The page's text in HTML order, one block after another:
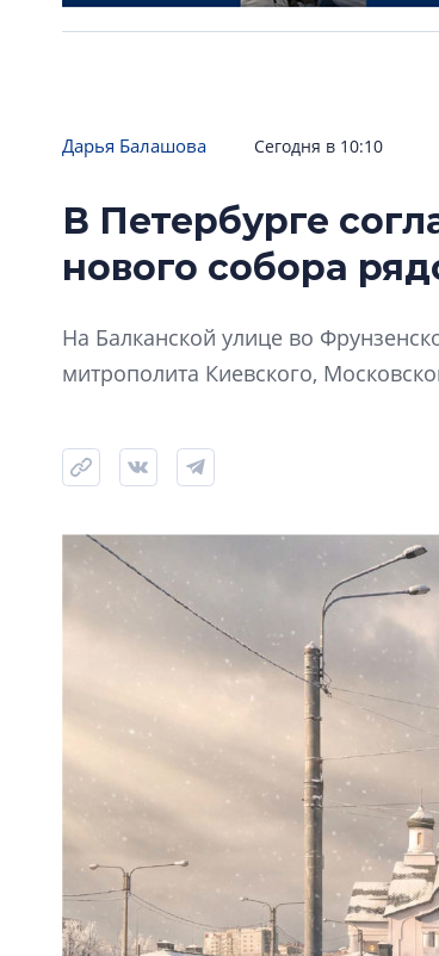
Дарья Балашова Сегодня в 10:10
В Петербурге
нового собора
На Балканской улице во
митрополита Киевского,